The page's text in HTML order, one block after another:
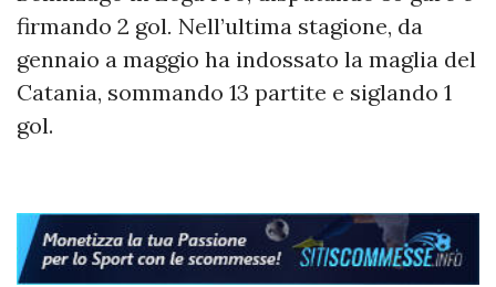
firmando 2 gol. Nell’ultima stagione, da
gennaio a maggio ha indossato la maglia del
Catania, sommando 13 partite e siglando 1
gol.